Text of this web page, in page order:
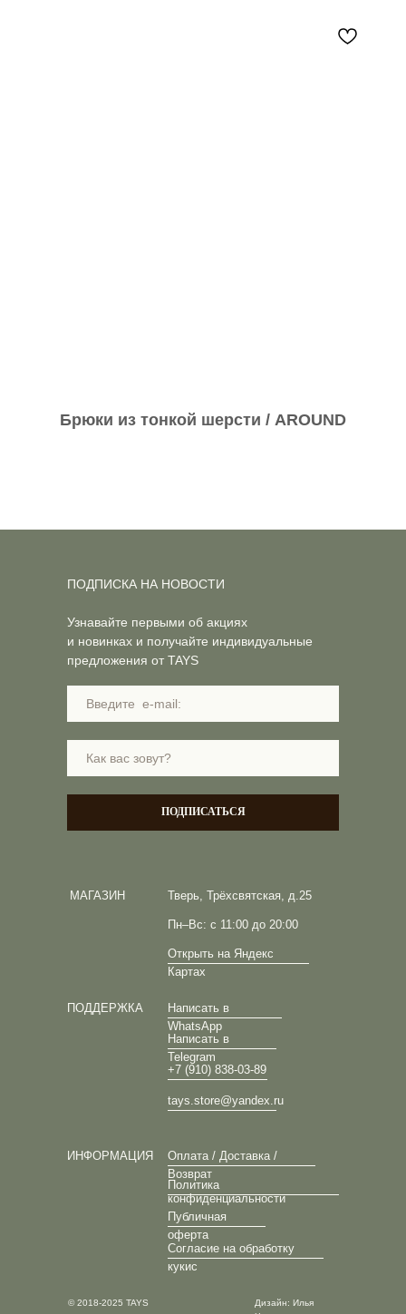
Брюки из тонкой шерсти / AROUND
Тверь, Трёхсвятская, д.25
Пн–Вс: с 11:00 до 20:00
Открыть на Яндекс
Картах
МАГАЗИН
ПОДДЕРЖКА
Написать в
WhatsApp
Написать в
Telegram
+7 (910) 838-03-89
tays.store@yandex.ru
ИНФОРМАЦИЯ
Оплата / Доставка /
Возврат
Политика
конфиденциальности
Публичная
оферта
Согласие на обработку
кукис
Узнавайте первыми об акциях
и новинках и получайте индивидуальные
предложения от TAYS
ПОДПИСАТЬСЯ
ПОДПИСКА НА НОВОСТИ
© 2018-2025 TAYS
Дизайн: Илья